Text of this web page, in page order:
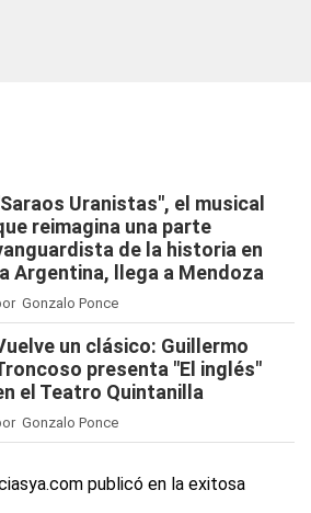
Uranistas", el musical
reimagina una parte
de la historia en
la Argentina, llega a Mendoza
Gonzalo Ponce
un clásico: Guillermo
presenta "El inglés"
el Teatro Quintanilla
Gonzalo Ponce
publicó en la exitosa